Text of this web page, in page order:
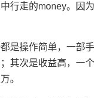
行走的money。因
是操作简单，一部手
其次是收益高，一
。